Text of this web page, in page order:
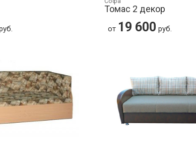
Томас 2 декор
от 19 600 руб.